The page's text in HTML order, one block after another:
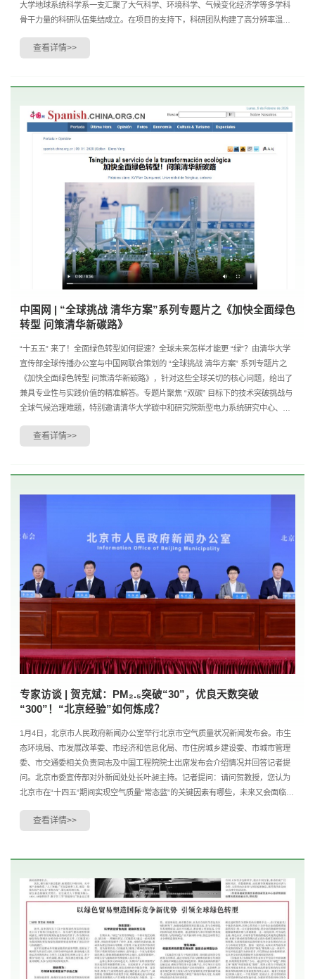
大学地球系统科学系一支汇聚了大气科学、环境科学、气候变化经济学等多学科
骨干力量的科研队伍集结成立。在项目的支持下，科研团队构建了高分辨率温室
查看详情>>
中国网 | “全球挑战 清华方案”系列专题片之《加快全面绿色
转型 问策清华新碳路》
“十五五” 来了！全面绿色转型如何提速？全球未来怎样才能更 “绿”？由清华大学
宣传部全球传播办公室与中国网联合策划的 “全球挑战 清华方案” 系列专题片之
《加快全面绿色转型 问策清华新碳路》，针对这些全球关切的核心问题，给出了
兼具专业性与实践价值的精准解答。专题片聚焦 “双碳” 目标下的技术突破挑战与
全球气候治理难题，特别邀请清华大学碳中和研究院新型电力系统研究中心、电
查看详情>>
专家访谈 | 贺克斌：PM₂.₅突破“30”，优良天数突破
“300”！“北京经验”如何炼成？
1月4日，北京市人民政府新闻办公室举行北京市空气质量状况新闻发布会。市生
态环境局、市发展改革委、市经济和信息化局、市住房城乡建设委、市城市管理
委、市交通委相关负责同志及中国工程院院士出席发布会介绍情况并回答记者提
问。北京市委宣传部对外新闻处处长叶昶主持。记者提问：请问贺教授，您认为
北京市在“十四五”期间实现空气质量“常态蓝”的关键因素有哪些，未来又会面临哪
查看详情>>